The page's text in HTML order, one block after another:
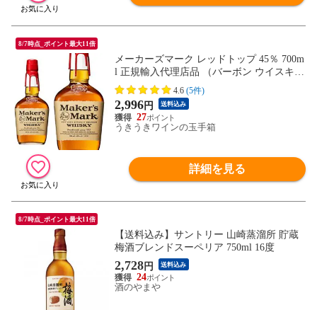
8/7時点_ポイント最大11倍
メーカーズマーク レッドトップ 45％ 700m
l 正規輸入代理店品 （バーボン ウイスキ
ー） 送料無料
4.6 (5件)
2,996円 送料込み
27
うきうきワインの玉手箱
詳細を見る
8/7時点_ポイント最大11倍
【送料込み】サントリー 山崎蒸溜所 貯蔵
梅酒ブレンドスーペリア 750ml 16度
2,728円 送料込み
24
酒のやまや